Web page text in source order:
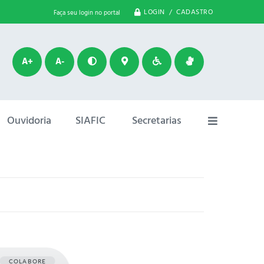
Faça seu login no portal LOGIN / CADASTRO
A+ A-
Ouvidoria SIAFIC Secretarias
COLABORE